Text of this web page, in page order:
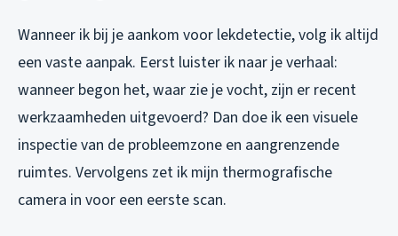
Wanneer ik bij je aankom voor lekdetectie, volg ik altijd
een vaste aanpak. Eerst luister ik naar je verhaal:
wanneer begon het, waar zie je vocht, zijn er recent
werkzaamheden uitgevoerd? Dan doe ik een visuele
inspectie van de probleemzone en aangrenzende
ruimtes. Vervolgens zet ik mijn thermografische
camera in voor een eerste scan.